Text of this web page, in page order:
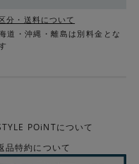
分・送料について
道・沖縄・離島は別料金とな
POiNTについて
品特約について